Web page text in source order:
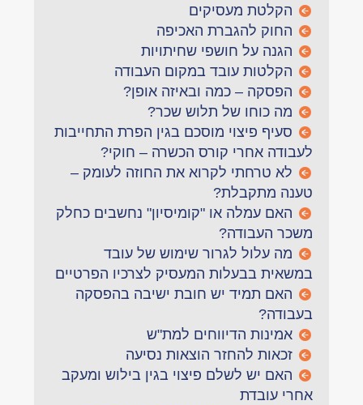
הקלטת מעסיקים
החוק להגברת האכיפה
הגנה על חושפי שחיתויות
הקלטות עובד במקום העבודה
הפסקה – כמה ובאיזה אופן?
מה כוחו של תלוש שכר?
סעיף פיצוי מוסכם בגין הפרת התחייבות
לעבודה אחרי קורס הכשרה – חוקי?
לא טרחתי לקרוא את החוזה לעומק –
טענה מתקבלת?
האם עמלה או "קומיסיון" נחשבים כחלק
משכר העבודה?
מה עלול לגרור שימוש של עובד
במשאית בבעלות המעסיק לצרכיו הפרטיים
האם תמיד יש חובת ישיבה בהפסקה
בעבודה?
אמינות הדיווחים למת"ש
זכאות להחזר הוצאות נסיעה
האם יש לשלם פיצוי בגין בילוש ומעקב
אחרי עובדת